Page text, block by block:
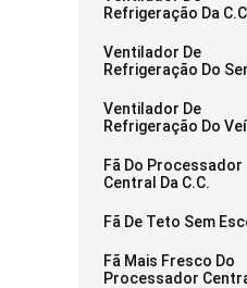
Refrigeração Da
Ventilador De
Refrigeração Do
Ventilador De
Refrigeração Do
Fã Do Processador
Central Da C.C.
Fã De Teto Sem
Fã Mais Fresco Do
Processador